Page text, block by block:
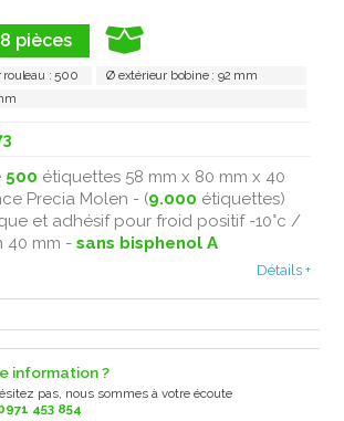
pièces
: 500
Ø extérieur bobine : 92 mm
500 étiquettes 58 mm x 80 mm x 40
Precia Molen - (9.000 étiquettes)
et adhésif pour froid positif -10°c /
40 mm - sans bisphenol A
Détails +
information ?
pas, nous sommes à votre écoute
453 854